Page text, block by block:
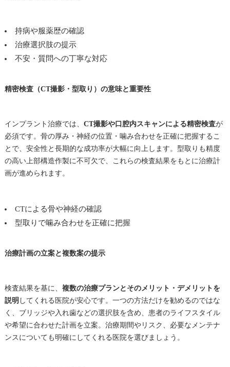
持病や服薬歴の確認
治療選択肢の提示
不安・質問への丁寧な対応
精密検査（CT撮影・型取り）の意味と重要性
インプラント治療では、 CT撮影や口腔内スキャンによる精密検査が
必須です。骨の厚み・神経の位置・噛み合わせを正確に把握するこ
とで、安全性と長期的な成功率が大幅に向上します。型取りも精度
の高い上部構造作製に不可欠で、これらの検査結果をもとに治療計
画が進められます。
CTによる骨や神経の確認
型取りで噛み合わせを正確に把握
治療計画の立案と複数案の提示
検査結果を基に、 複数の治療プランとそのメリット・デメリットを
説明 してくれる医院が安心です。一つの方法だけを勧めるのではな
く、ブリッジや入れ歯などの選択肢を含め、患者のライフスタイル
や希望に合わせた計画を立案。治療期間やリスク、必要なメンテナ
ンスについても明確にしてくれる医院を選びましょう。